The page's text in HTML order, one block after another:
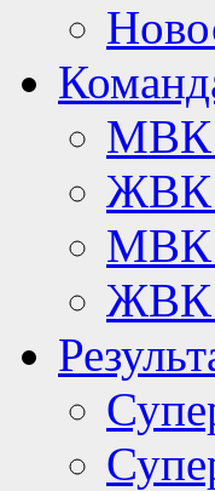
МВК
ЖВК
МВК
ЖВК